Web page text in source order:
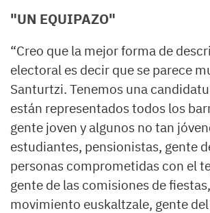
"UN EQUIPAZO"
“Creo que la mejor forma de
electoral es decir que se parece
Santurtzi. Tenemos una
están representados todos los
gente joven y algunos no tan
estudiantes, pensionistas, gente
personas comprometidas con el
gente de las comisiones de
movimiento euskaltzale, gente